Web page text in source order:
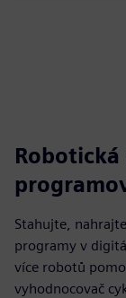
Robotická
Stahujte,
programy v
více robotů
vyhodnocovač